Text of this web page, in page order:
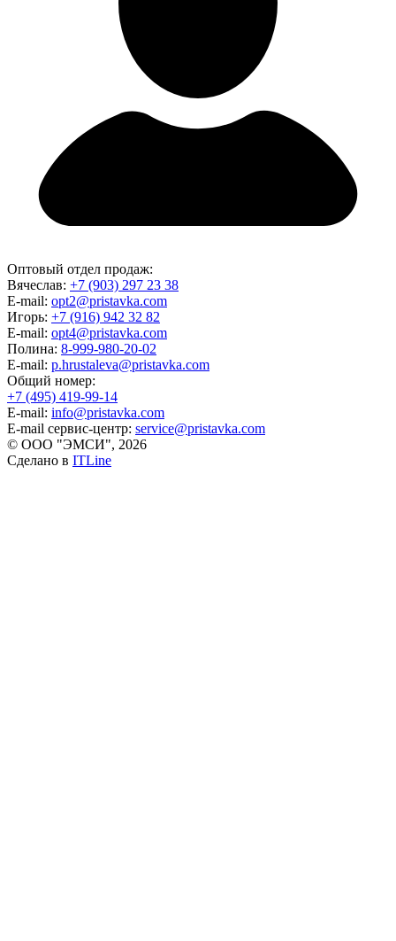
Оптовый отдел продаж:
Вячеслав: +7 (903) 297 23 38
E-mail: opt2@pristavka.com
Игорь: +7 (916) 942 32 82
E-mail: opt4@pristavka.com
Полина: 8-999-980-20-02
E-mail: p.hrustaleva@pristavka.com
Общий номер:
+7 (495) 419-99-14
E-mail: info@pristavka.com
E-mail сервис-центр: service@pristavka.com
© ООО "ЭМСИ", 2026
Сделано в ITLine